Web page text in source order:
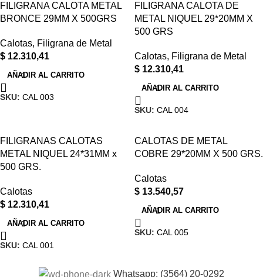
FILIGRANA CALOTA METAL
BRONCE 29MM X 500GRS
Calotas, Filigrana de Metal
$ 12.310,41
AÑADIR AL CARRITO
SKU: CAL 003
FILIGRANA CALOTA DE
METAL NIQUEL 29*20MM X
500 GRS
Calotas, Filigrana de Metal
$ 12.310,41
AÑADIR AL CARRITO
SKU: CAL 004
FILIGRANAS CALOTAS
METAL NIQUEL 24*31MM x
500 GRS.
Calotas
$ 12.310,41
AÑADIR AL CARRITO
SKU: CAL 001
CALOTAS DE METAL
COBRE 29*20MM X 500 GRS.
Calotas
$ 13.540,57
AÑADIR AL CARRITO
SKU: CAL 005
Whatsapp: (3564) 20-0292